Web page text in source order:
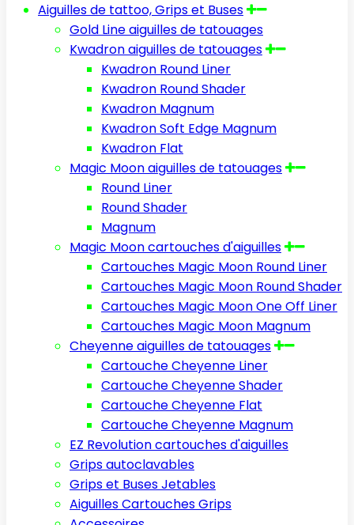
Aiguilles de tattoo, Grips et Buses
Gold Line aiguilles de tatouages
Kwadron aiguilles de tatouages
Kwadron Round Liner
Kwadron Round Shader
Kwadron Magnum
Kwadron Soft Edge Magnum
Kwadron Flat
Magic Moon aiguilles de tatouages
Round Liner
Round Shader
Magnum
Magic Moon cartouches d'aiguilles
Cartouches Magic Moon Round Liner
Cartouches Magic Moon Round Shader
Cartouches Magic Moon One Off Liner
Cartouches Magic Moon Magnum
Cheyenne aiguilles de tatouages
Cartouche Cheyenne Liner
Cartouche Cheyenne Shader
Cartouche Cheyenne Flat
Cartouche Cheyenne Magnum
EZ Revolution cartouches d'aiguilles
Grips autoclavables
Grips et Buses Jetables
Aiguilles Cartouches Grips